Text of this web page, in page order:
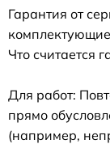
Гарантия от
Что считается
Для работ:
прямо
(например,